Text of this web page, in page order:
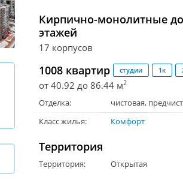
Кирпично-монолитные
этажей
17 корпусов
1008 квартир студии 1к
от 40.92 до 86.44 м2
Отделка: чистовая,
Класс жилья:
Комфорт
Территория
Территория: Открытая